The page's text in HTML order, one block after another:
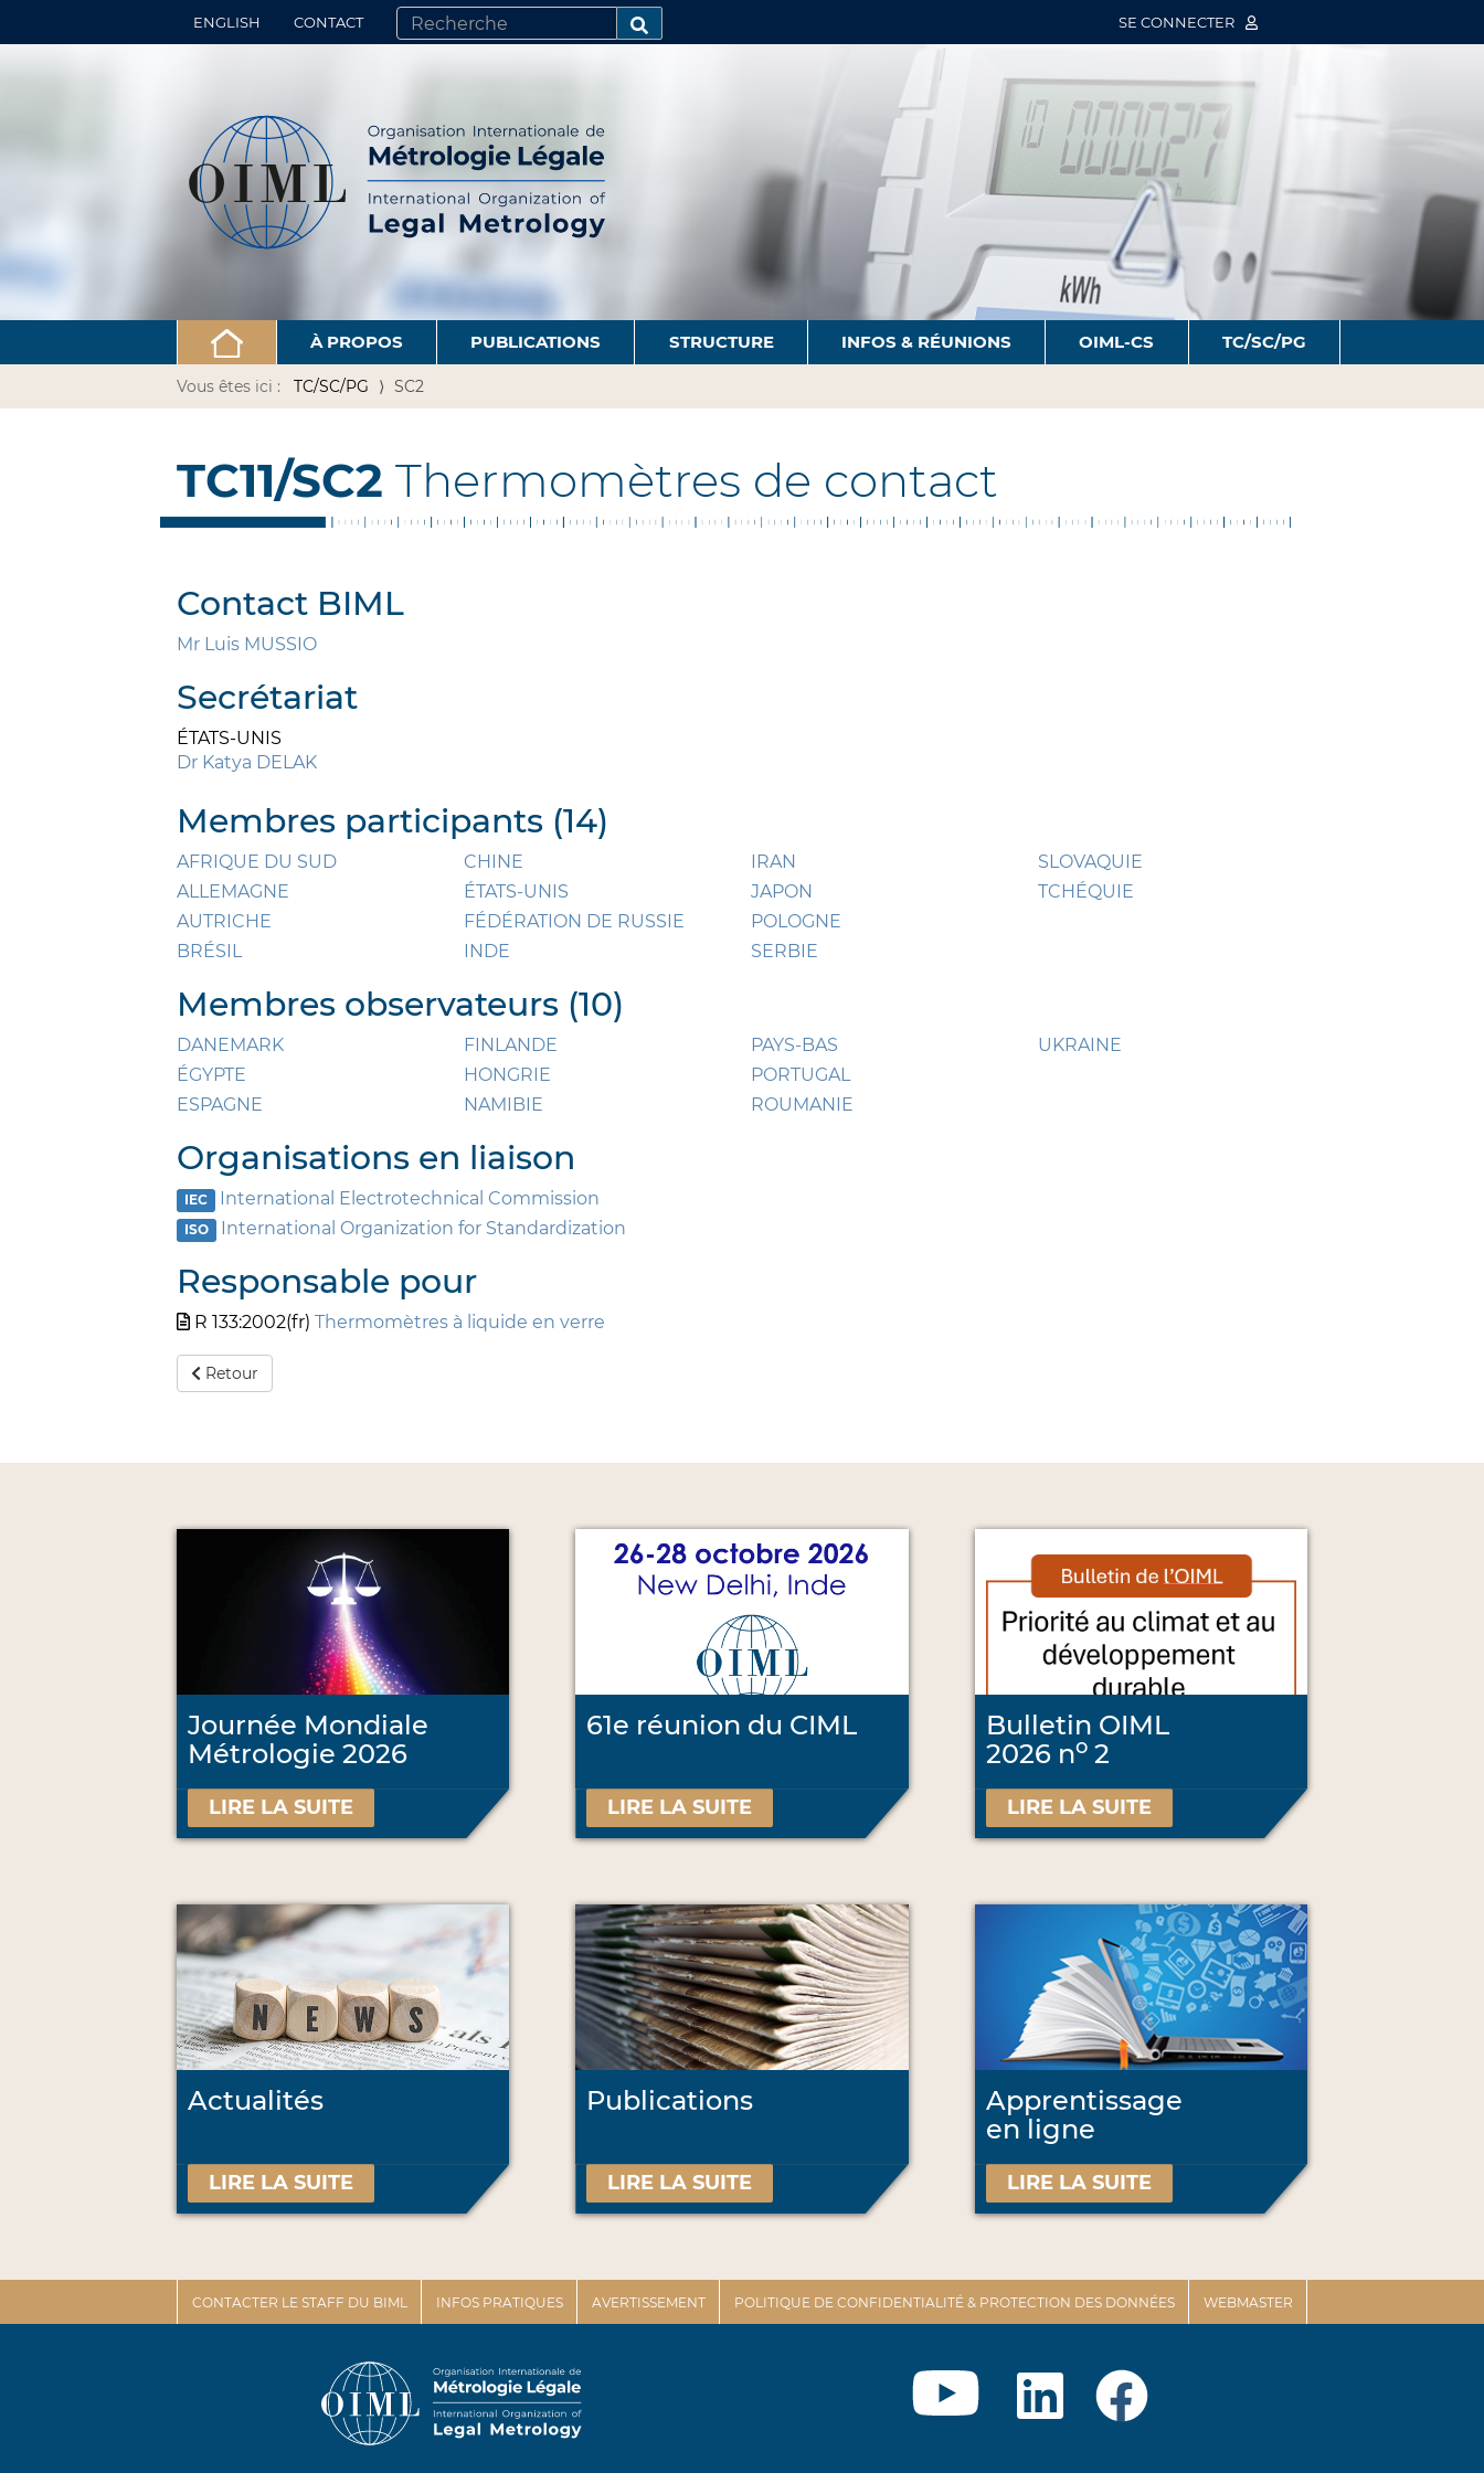
ENGLISH CONTACT
CHERCHER PAR
RECHERCHE AVANCÉE…
SE CONNECTER
À PROPOS PUBLICATIONS STRUCTURE INFOS & RÉUNIONS OIML-CS TC/SC/PG
Vous êtes ici : TC/SC/PG SC2
TC11/SC2 Thermomètres de contact
Contact BIML
Mr Luis MUSSIO
Secrétariat
ÉTATS-UNIS
Dr Katya DELAK
Membres participants (14)
AFRIQUE DU SUD
ALLEMAGNE
AUTRICHE
BRÉSIL
CHINE
ÉTATS-UNIS
FÉDÉRATION DE RUSSIE
INDE
IRAN
JAPON
POLOGNE
SERBIE
SLOVAQUIE
TCHÉQUIE
Membres observateurs (10)
DANEMARK
ÉGYPTE
ESPAGNE
FINLANDE
HONGRIE
NAMIBIE
PAYS-BAS
PORTUGAL
ROUMANIE
UKRAINE
Organisations en liaison
IEC International Electrotechnical Commission
ISO International Organization for Standardization
Responsable pour
R 133:2002(fr) Thermomètres à liquide en verre
Retour
Journée Mondiale
Métrologie 2026
LIRE LA SUITE
61e réunion du CIML
LIRE LA SUITE
Bulletin OIML
2026 no2
LIRE LA SUITE
Actualités
LIRE LA SUITE
Publications
LIRE LA SUITE
Apprentissage
en ligne
LIRE LA SUITE
CONTACTER LE STAFF DU BIML INFOS PRATIQUES AVERTISSEMENT POLITIQUE DE CONFIDENTIALITÉ & PROTECTION DES DONNÉES WEBMASTER